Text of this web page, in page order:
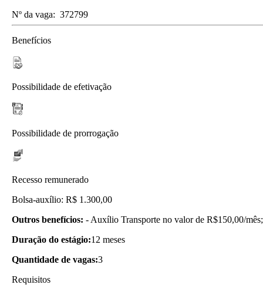
Nº da vaga: 372799
Benefícios
Possibilidade de efetivação
Possibilidade de prorrogação
Recesso remunerado
Bolsa-auxílio: R$ 1.300,00
Outros benefícios: - Auxílio Transporte no valor de R$150,00/mês;
Duração do estágio:12 meses
Quantidade de vagas:3
Requisitos